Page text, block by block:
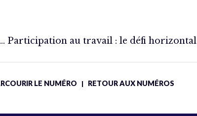
Participation au travail : le défi horizontal
LE NUMÉRO | RETOUR AUX NUMÉROS